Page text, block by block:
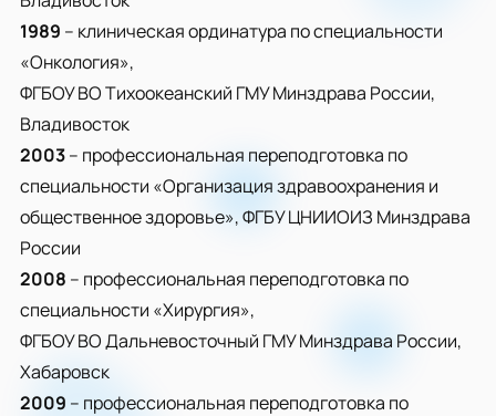
1989 – клиническая ординатура по специальности
«Онкология»,
ФГБОУ ВО Тихоокеанский ГМУ Минздрава России,
Владивосток
2003– профессиональная переподготовка по
специальности «Организация здравоохранения и
общественное здоровье», ФГБУ ЦНИИОИЗ Минздрава
России
2008 – профессиональная переподготовка по
специальности «Хирургия»,
ФГБОУ ВО Дальневосточный ГМУ Минздрава России,
Хабаровск
2009 – профессиональная переподготовка по